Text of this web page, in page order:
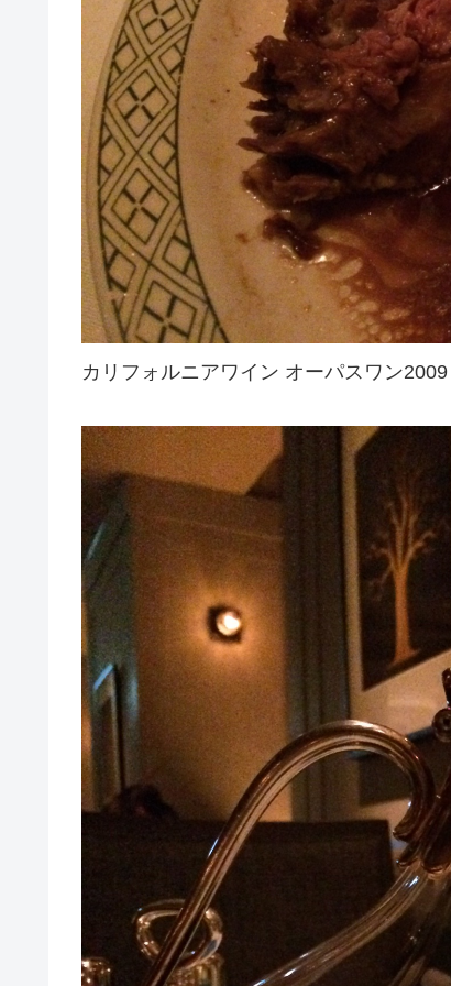
カリフォルニアワイン オーパスワン2009